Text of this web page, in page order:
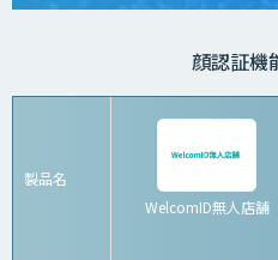
顔認証機
製品名
WelcomID無人店舗